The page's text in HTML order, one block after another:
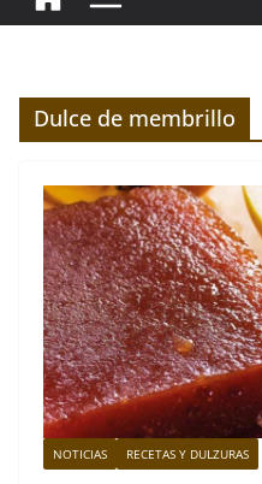
Dulce de membrillo
NOTICIAS RECETAS Y DULZURAS